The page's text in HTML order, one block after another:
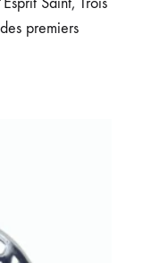
premiers